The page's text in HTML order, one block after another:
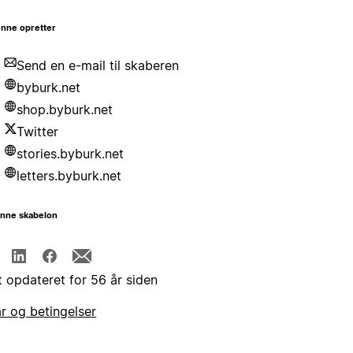
opretter
Send en e-mail til skaberen
byburk.net
shop.byburk.net
Twitter
stories.byburk.net
letters.byburk.net
skabelon
opdateret for 56 år siden
og betingelser